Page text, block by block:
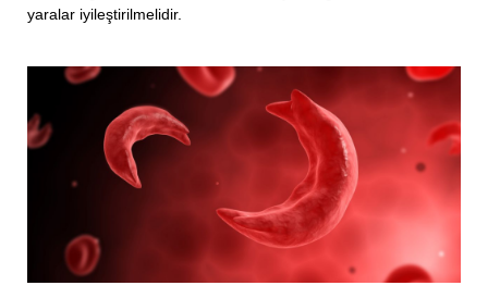
yaralar iyileştirilmelidir.